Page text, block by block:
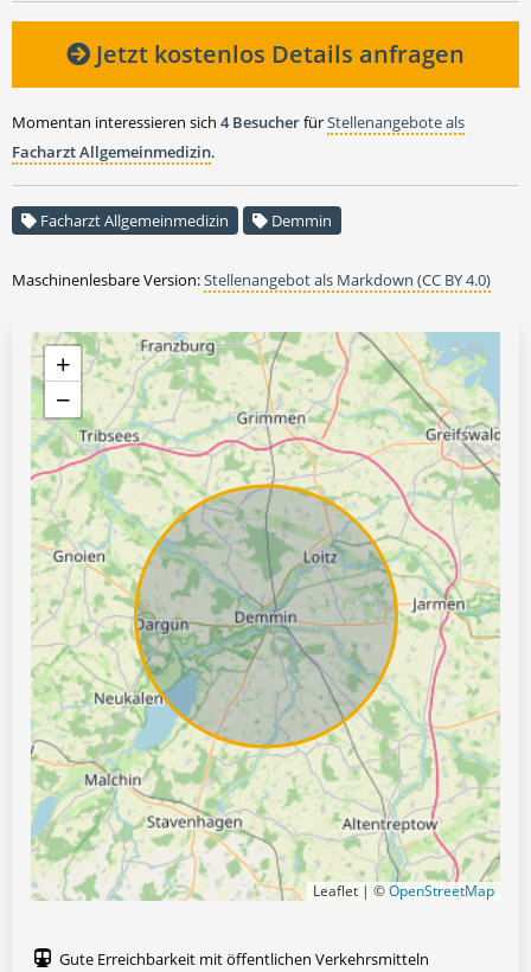
Jetzt kostenlos Details anfragen
Momentan interessieren sich 4 BesucherfürStellenangebote als
Facharzt Allgemeinmedizin.
Facharzt Allgemeinmedizin Demmin
Maschinenlesbare Version:Stellenangebot als Markdown (CC BY 4.0)
+
−
Leaflet | ©OpenStreetMap
Gute Erreichbarkeit mit öffentlichen Verkehrsmitteln